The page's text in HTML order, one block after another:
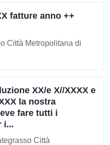
fatture anno ++
Città Metropolitana di
XX/e X//XXXX e
la nostra
fare tutti i
i...
Città